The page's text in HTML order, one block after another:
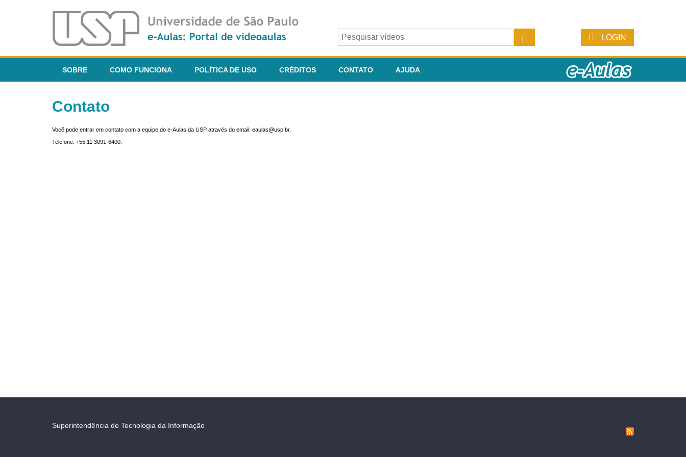
LOGIN
SOBRE COMO FUNCIONA POLÍTICA DE USO CRÉDITOS CONTATO AJUDA
Contato
Você pode entrar em contato com a equipe do e-Aulas da USP através do email: eaulas@usp.br.
Telefone: +55 11 3091-6400.
Superintendência de Tecnologia da Informação